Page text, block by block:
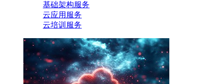
基础架构服务
云应用服务
云培训服务